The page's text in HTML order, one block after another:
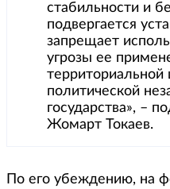
стабильности и
подвергается
запрещает
угрозы ее
территориальной
политической
государства», –
Жомарт Токаев.
По его убеждению, на